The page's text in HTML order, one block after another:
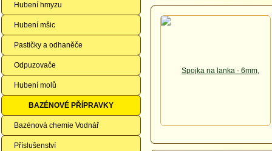
Hubení hmyzu
Hubení mšic
Pastičky a odhaněče
Odpuzovače
Hubení molů
BAZÉNOVÉ PŘÍPRAVKY
Bazénová chemie Vodnář
Příslušenství